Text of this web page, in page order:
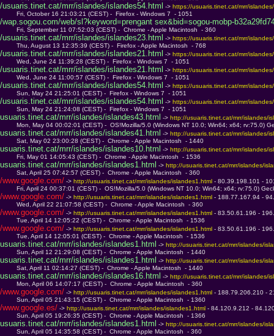
/usuaris.tinet.cat/mrr/islandes/islandes54.html -> https://usuaris.tinet.cat/mrr/
Fri, October 16 21:03:21 (CEST) -  Firefox - Windows 7  - 1051
/wap.sogou.com/web/sl?keyword=prengant sex&bid=sogou-mobp-
Fri, September 11 07:52:03 (CEST) -  Chrome - Apple Macintosh  - 360
/usuaris.tinet.cat/mrr/islandes/islandes23.html -> https://usuaris.tinet.cat/mrr/
Thu, August 13 12:35:39 (CEST) -  Firefox - Apple Macintosh  - 768
/usuaris.tinet.cat/mrr/islandes/islandes21.html -> https://usuaris.tinet.cat/mrr/
Wed, June 24 11:39:28 (CEST) -  Firefox - Windows 7  - 1051
/usuaris.tinet.cat/mrr/islandes/islandes21.html -> https://usuaris.tinet.cat/mrr/
Wed, June 24 11:00:57 (CEST) -  Firefox - Windows 7  - 1051
/usuaris.tinet.cat/mrr/islandes/islandes54.html -> https://usuaris.tinet.cat/mrr/
Sun, May 24 21:25:01 (CEST) -  Firefox - Windows 7  - 1051
/usuaris.tinet.cat/mrr/islandes/islandes54.html -> https://usuaris.tinet.cat/mrr/
Sun, May 24 21:24:08 (CEST) -  Firefox - Windows 7  - 1051
usuaris.tinet.cat/mrr/islandes/islandes43.html -> http://usuaris.tinet.cat/mrr/islandes/
Mon, May 04 00:02:01 (CEST) -  OS!Mozilla/5.0 (Windows NT 10.0; Win64; x64; rv:75.0)
usuaris.tinet.cat/mrr/islandes/islandes41.html -> http://usuaris.tinet.cat/mrr/islandes/
Sat, May 02 23:00:28 (CEST) -  Chrome - Apple Macintosh  - 1440
usuaris.tinet.cat/mrr/islandes/islandes10.html -> http://usuaris.tinet.cat/mrr/islandes/
Fri, May 01 14:05:43 (CEST) -  Chrome - Apple Macintosh  - 1536
usuaris.tinet.cat/mrr/islandes/islandes1.html -> http://usuaris.tinet.cat/mrr/islandes/
Sat, April 25 07:42:57 (CEST) -  Chrome - Apple Macintosh  - 360
/www.google.com/ -> http://usuaris.tinet.cat/mrr/islandes/islandes1.html - 80.39.198.101 -
Fri, April 24 00:37:01 (CEST) -  OS!Mozilla/5.0 (Windows NT 10.0; Win64; x64; rv:75.0)
/www.google.com/ -> http://usuaris.tinet.cat/mrr/islandes/islandes1.html - 188.77.167.94 -
Wed, April 22 21:07:58 (CEST) -  Chrome - Apple Macintosh  - 360
/www.google.com/ -> http://usuaris.tinet.cat/mrr/islandes/islandes1.html - 83.50.61.196 -
Tue, April 14 12:05:22 (CEST) -  Chrome - Apple Macintosh  - 1536
/www.google.com/ -> http://usuaris.tinet.cat/mrr/islandes/islandes1.html - 83.50.61.196 -
Tue, April 14 12:05:01 (CEST) -  Chrome - Apple Macintosh  - 1536
usuaris.tinet.cat/mrr/islandes/islandes1.html -> http://usuaris.tinet.cat/mrr/islandes/
Sun, April 12 21:29:08 (CEST) -  Chrome - Apple Macintosh  - 1440
usuaris.tinet.cat/mrr/islandes/islandes1.html -> http://usuaris.tinet.cat/mrr/islandes/
Sat, April 11 02:14:27 (CEST) -  Chrome - Apple Macintosh  - 1440
usuaris.tinet.cat/mrr/islandes/islandes16.html -> http://usuaris.tinet.cat/mrr/islandes/
Mon, April 06 14:07:17 (CEST) -  Chrome - Apple Macintosh  - 360
/www.google.com/ -> http://usuaris.tinet.cat/mrr/islandes/islandes1.html - 188.79.206.210 -
Sun, April 05 21:43:15 (CEST) -  Chrome - Apple Macintosh  - 1360
/www.google.es/ -> http://usuaris.tinet.cat/mrr/islandes/islandes1.html - 84.120.9.212 -
Sun, April 05 19:26:35 (CEST) -  Chrome - Apple Macintosh  - 1366
usuaris.tinet.cat/mrr/islandes/islandes1.html -> http://usuaris.tinet.cat/mrr/islandes/
Sun, April 05 14:35:58 (CEST) -  Chrome - Apple Macintosh  - 360